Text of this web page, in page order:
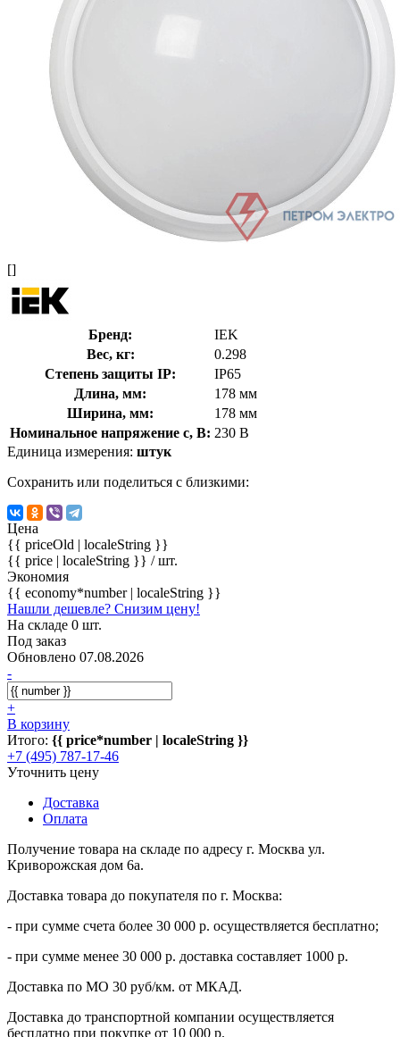
[]
Бренд:
IEK
Вес, кг:
0.298
Степень защиты IP:
IP65
Длина, мм:
178 мм
Ширина, мм:
178 мм
Номинальное напряжение с, В: 230 В
Единица измерения: штук
Сохранить или поделиться с близкими:
Цена
{{ priceOld | localeString }}
{{ price | localeString }} / шт.
Экономия
{{ economy*number | localeString }}
Нашли дешевле? Снизим цену!
На складе 0 шт.
Под заказ
Обновлено 07.08.2026
-
+
В корзину
Итого: {{ price*number | localeString }}
+7 (495) 787-17-46
Уточнить цену
Доставка
Оплата
Получение товара на складе по адресу г. Москва ул.
Криворожская дом 6а.
Доставка товара до покупателя по г. Москва:
- при сумме счета более 30 000 р. осуществляется бесплатно;
- при сумме менее 30 000 р. доставка составляет 1000 р.
Доставка по МО 30 руб/км. от МКАД.
Доставка до транспортной компании осуществляется
бесплатно при покупке от 10 000 р.